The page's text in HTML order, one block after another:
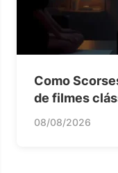
Como
de filmes
08/08/2026